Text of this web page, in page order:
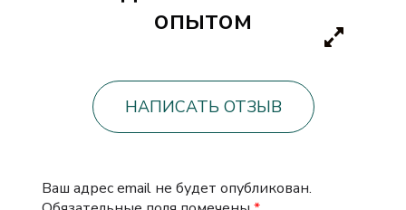
опытом
НАПИСАТЬ ОТЗЫВ
Ваш адрес email не будет опубликован.